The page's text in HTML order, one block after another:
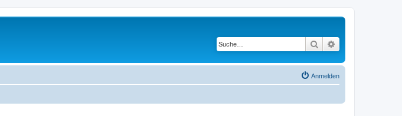
Suche
Anmelden